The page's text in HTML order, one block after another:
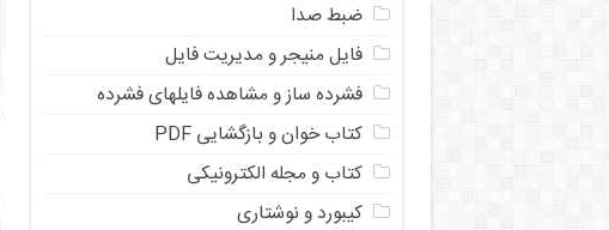
ضبط صدا
فایل منیجر و مدیریت فایل
فشرده ساز و مشاهده فایلهای فشرده
کتاب خوان و بازگشایی PDF
کتاب و مجله الکترونیکی
کیبورد و نوشتاری